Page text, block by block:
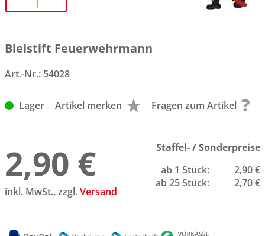
Bleistift Feuerwehrmann
Art.-Nr.: 54028
Lager Artikel merken Fragen zum Artikel
2,90 €
inkl. MwSt., zzgl.Versand
Staffel- / Sonderpreise
ab 1 Stück:
2,90 €
ab 25 Stück:
2,70 €